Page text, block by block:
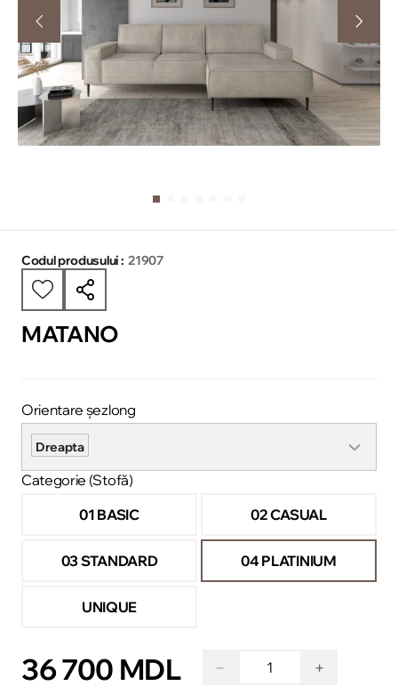
Codul produsului : 21907
MATANO
Orientare șezlong
Dreapta
Categorie (Stofă)
01 BASIC
02 CASUAL
03 STANDARD 04 PLATINIUM
UNIQUE
36 700 MDL − +